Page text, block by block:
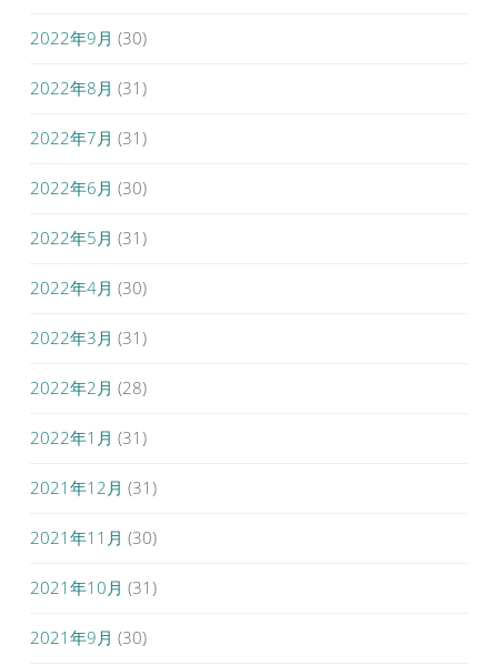
2022年9月 (30)
2022年8月 (31)
2022年7月 (31)
2022年6月 (30)
2022年5月 (31)
2022年4月 (30)
2022年3月 (31)
2022年2月 (28)
2022年1月 (31)
2021年12月 (31)
2021年11月 (30)
2021年10月 (31)
2021年9月 (30)